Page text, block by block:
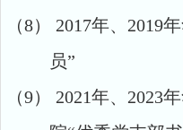
（8） 2017年、 2019
员”
（9） 2021年、 2023